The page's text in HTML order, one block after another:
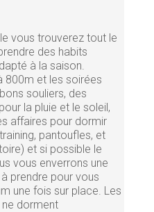
vous trouverez tout le
des habits
à la saison.
800m et les soirées
souliers, des
la pluie et le soleil,
affaires pour dormir
pantoufles, et
et si possible le
vous enverrons une
prendre pour vous
une fois sur place. Les
dorment